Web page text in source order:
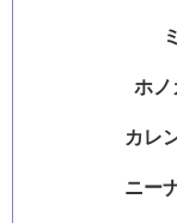
ホ
カレ
ニー